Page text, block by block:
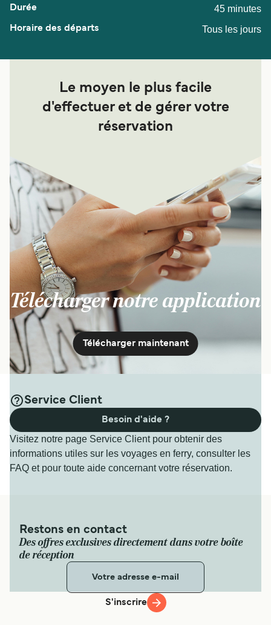
45 minutes
Tous les jours
Le moyen le plus facile
d'effectuer et de gérer votre
réservation
Télécharger notre application
Télécharger maintenant
Service Client
Visitez notre page Service Client pour obtenir des
informations utiles sur les voyages en ferry, consulter les
FAQ et pour toute aide concernant votre réservation.
Besoin d'aide ?
Restons en contact
Des offres exclusives directement dans votre boîte
de réception
S'inscrire